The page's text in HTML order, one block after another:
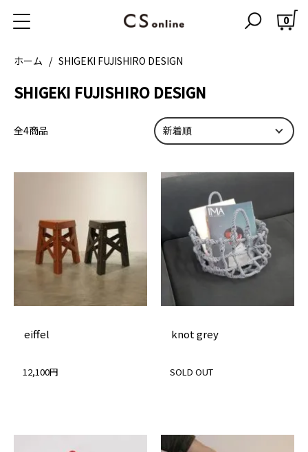
0
プライバシーポリシー
お問い合わせ
Instagram
Facebook
ホーム SHIGEKI FUJISHIRO DESIGN
SHIGEKI FUJISHIRO DESIGN
全4商品
eiffel
12,100円
knot grey
SOLD OUT